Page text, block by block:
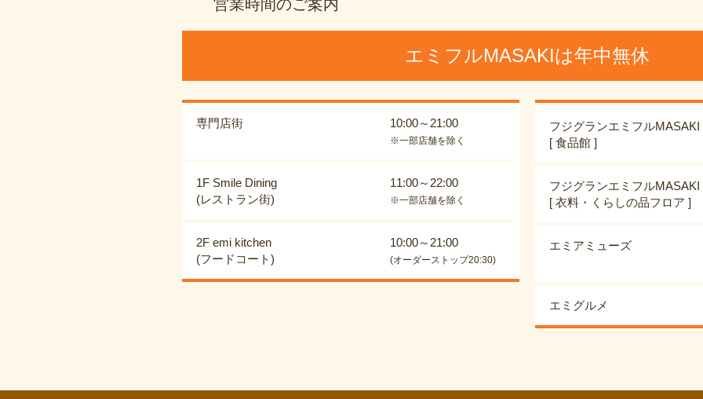
営業時間のご案内
エミフルMASAKIは年中無休
専門店街 10:00～21:00
※一部店舗を除く
1F Smile Dining
(レストラン街)
11:00～22:00
※一部店舗を除く
2F emi kitchen
(フードコート)
10:00～21:00
(オーダーストップ20:30)
フジグランエミフルMASAKI
[ 食品館 ]
フジグランエミフルMASAKI
[ 衣料・くらしの品フロア ]
エミアミューズ
エミグルメ